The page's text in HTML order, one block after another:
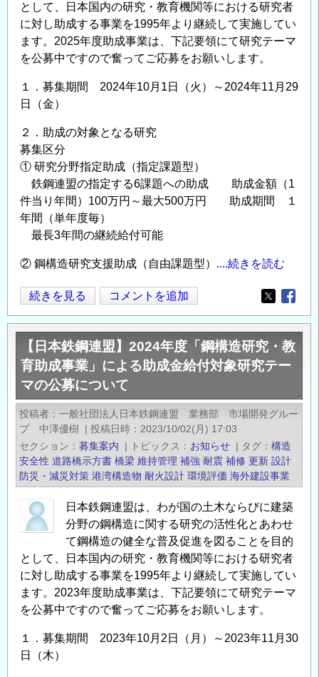
育
助
成
事
業」
に
る
助
成
金
給
付
対
象
究
テ
ー
マ
の
公
募
に
つ
い
て
として、日本国内の研究・教育機関等における研究者
に対し助成する事業を1995年より継続して実施してい
ます。2025年度助成事業は、下記要領にて研究テーマ
を公募中ですので奮ってご応募をお願いします。
１．募集期間 2024年10月1日（火）～2024年11月29
日（金）
２．助成の対象となる研究
募集区分
① 研究分野指定助成（指定課題型）
鉄鋼連盟の指定する6課題への助成 助成金額（1
件当り年間）100万円～最大500万円 助成期間 １
年間（単年度毎）
最長3年間の継続給付可能
② 鋼構造研究支援助成（自由課題型） ....続きを読む
【日
本
鉄
鋼
連
盟】
2025
年
「鋼
構
研
究・
育
助
成
事
業」
に
続きを見る コメントを追加
Opens in
【日本鉄鋼連盟】2024年度「鋼構造研究・教
育助成事業」による助成金給付対象研究テー
マの公募について
投稿者
一般社団法人日本鉄鋼連盟 業務部 市場開発グルー
プ 中澤優樹 | 投稿日時
2023/10/02(月) 17:03
セクション
募集案内 | トピックス お知らせ | タグ
構造
安全性 道路橋示方書 橋梁 維持管理 補強 耐震 補修 更新 設計
防災・減災対策 港湾構造物 耐火設計 環境評価 海外建設事業
日本鉄鋼連盟は、わが国の土木ならびに建築
分野の鋼構造に関する研究の活性化とあわせ
て鋼構造の健全な普及促進を図ることを目的
として、日本国内の研究・教育機関等における研究者
に対し助成する事業を1995年より継続して実施してい
ます。2023年度助成事業は、下記要領にて研究テーマ
を公募中ですので奮ってご応募をお願いします。
１．募集期間 2023年10月2日（月）～2023年11月30
日（木）